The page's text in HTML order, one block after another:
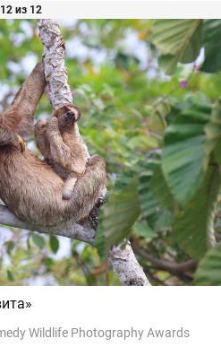
12 из 12
Wildlife Photography Awards